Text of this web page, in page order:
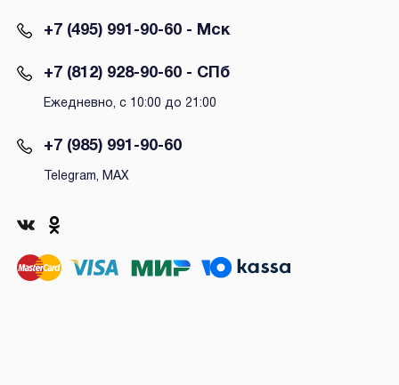
+7 (495) 991-90-60 - Мск
+7 (812) 928-90-60 - СПб
Ежедневно, с 10:00 до 21:00
+7 (985) 991-90-60
Telegram, MAX